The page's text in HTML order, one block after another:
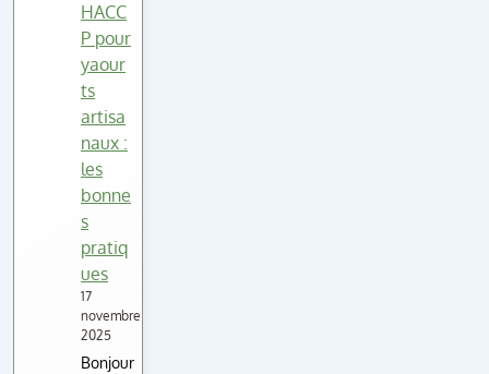
HACC
P pour
yaour
ts
artisa
naux :
les
bonne
s
pratiq
ues
17
novembre
2025
Bonjour